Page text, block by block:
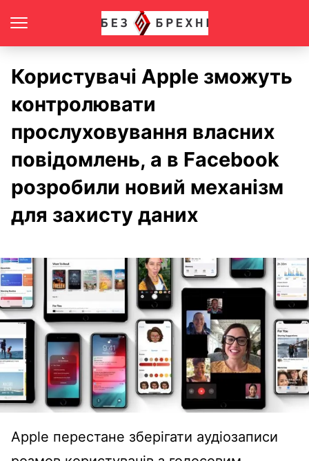
Користувачі Apple зможуть
контролювати
прослуховування власних
повідомлень, а в Facebook
розробили новий механізм
для захисту даних
Apple перестане зберігати аудіозаписи